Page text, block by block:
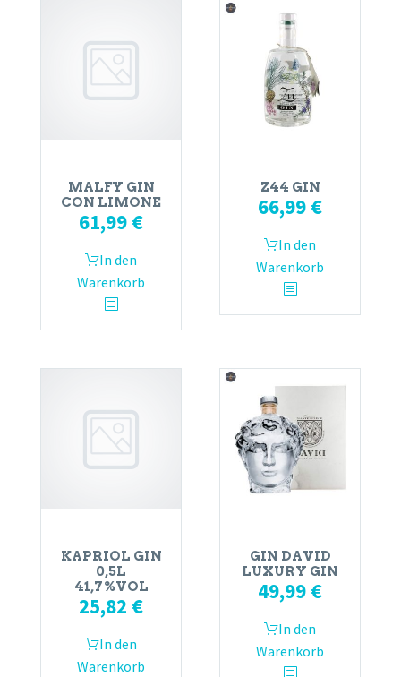
MALFY GIN
CON LIMONE
61,99 €
In den
Warenkorb
Z44 GIN
66,99 €
In den
Warenkorb
KAPRIOL GIN
0,5L
41,7%VOL
25,82 €
In den
Warenkorb
GIN DAVID
LUXURY GIN
49,99 €
In den
Warenkorb